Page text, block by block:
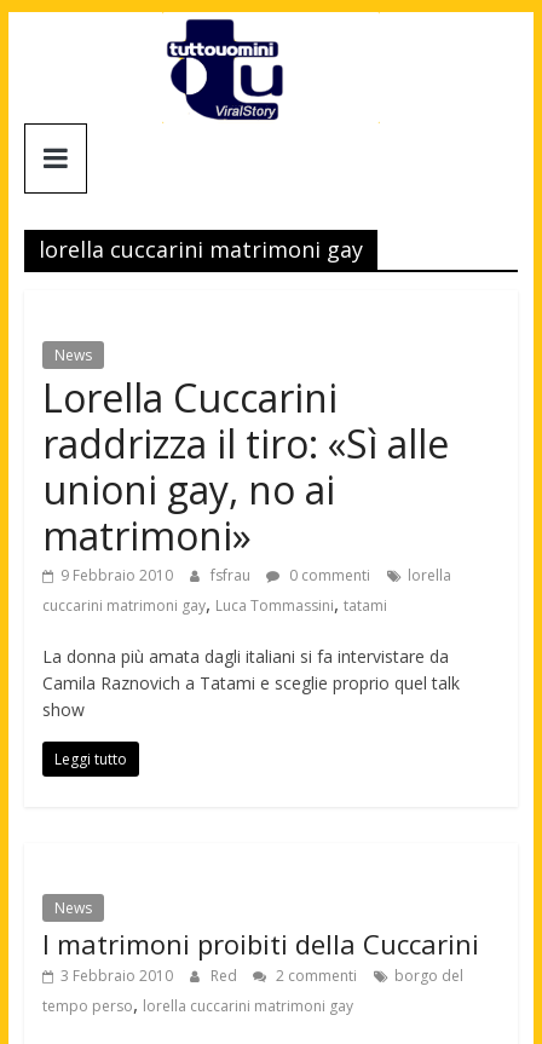
Tuttouomini
Tv,
Cinema,
news
moda
maschile
lorella cuccarini matrimoni gay
News
Lorella Cuccarini
raddrizza il tiro: «Sì alle
unioni gay, no ai
matrimoni»
9 Febbraio 2010 fsfrau 0 commenti
lorella
cuccarini matrimoni gay, Luca Tommassini, tatami
La donna più amata dagli italiani si fa intervistare da
Camila Raznovich a Tatami e sceglie proprio quel talk
show
Leggi tutto
News
I matrimoni proibiti della Cuccarini
3 Febbraio 2010 Red 2 commenti
borgo del
tempo perso, lorella cuccarini matrimoni gay